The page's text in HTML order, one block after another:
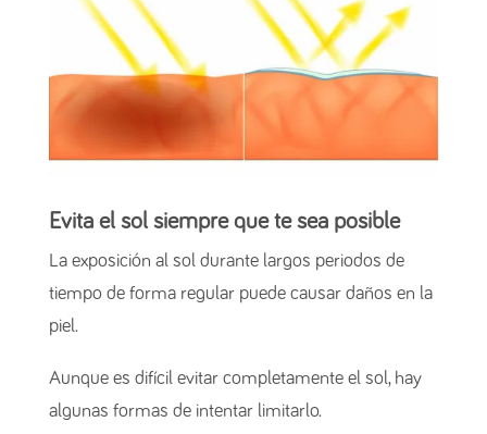
Evita el sol siempre que te sea posible
La exposición al sol durante largos periodos de
tiempo de forma regular puede causar daños en la
piel.
Aunque es difícil evitar completamente el sol, hay
algunas formas de intentar limitarlo.